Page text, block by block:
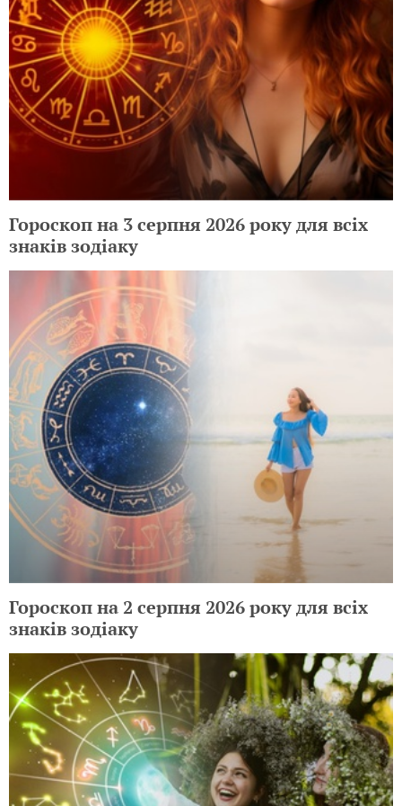
Гороскоп на 3 серпня 2026 року для всіх
знаків зодіаку
Гороскоп на 2 серпня 2026 року для всіх
знаків зодіаку